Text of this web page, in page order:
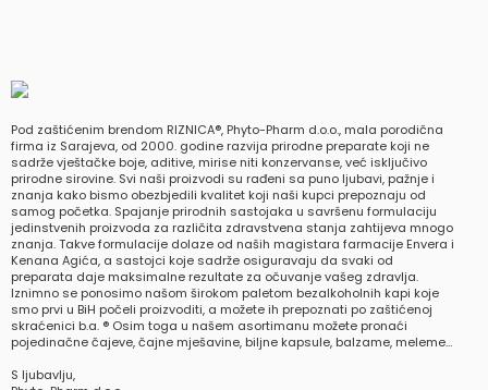
Pod zaštićenim brendom RIZNICA®, Phyto-Pharm d.o.o., mala porodična
firma iz Sarajeva, od 2000. godine razvija prirodne preparate koji ne
sadrže vještačke boje, aditive, mirise niti konzervanse, već isključivo
prirodne sirovine. Svi naši proizvodi su rađeni sa puno ljubavi, pažnje i
znanja kako bismo obezbjedili kvalitet koji naši kupci prepoznaju od
samog početka. Spajanje prirodnih sastojaka u savršenu formulaciju
jedinstvenih proizvoda za različita zdravstvena stanja zahtijeva mnogo
znanja. Takve formulacije dolaze od naših magistara farmacije Envera i
Kenana Agića, a sastojci koje sadrže osiguravaju da svaki od
preparata daje maksimalne rezultate za očuvanje vašeg zdravlja.
Iznimno se ponosimo našom širokom paletom bezalkoholnih kapi koje
smo prvi u BiH počeli proizvoditi, a možete ih prepoznati po zaštićenoj
skraćenici b.a. ® Osim toga u našem asortimanu možete pronaći
pojedinačne čajeve, čajne mješavine, biljne kapsule, balzame, meleme…
S ljubavlju,